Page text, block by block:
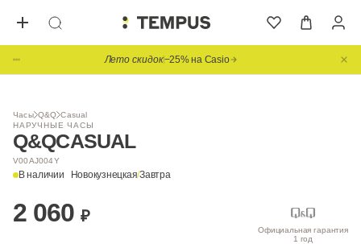
Лето скидок−25% на Casio
Часы Q&Q Casual
НАРУЧНЫЕ ЧАСЫ
Q&QCASUAL
V00AJ004Y
В наличии Новокузнецкая/Завтра
1/ 2
2 060 ₽
Официальная гарантия
1 год